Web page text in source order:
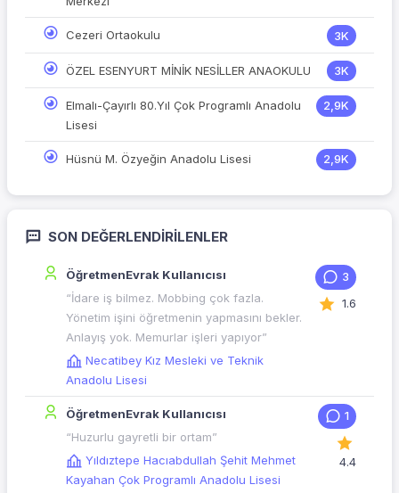
Cezeri Ortaokulu 3K
ÖZEL ESENYURT MİNİK NESİLLER ANAOKULU 3K
Elmalı-Çayırlı 80.Yıl Çok Programlı Anadolu
Lisesi
2,9K
Hüsnü M. Özyeğin Anadolu Lisesi 2,9K
SON DEĞERLENDIRILENLER
ÖğretmenEvrak Kullanıcısı
“İdare iş bilmez. Mobbing çok fazla.
Yönetim işini öğretmenin yapmasını bekler.
Anlayış yok. Memurlar işleri yapıyor”
Necatibey Kız Mesleki ve Teknik
Anadolu Lisesi
3
1.6
ÖğretmenEvrak Kullanıcısı
“Huzurlu gayretli bir ortam”
Yıldıztepe Hacıabdullah Şehit Mehmet
Kayahan Çok Programlı Anadolu Lisesi
1
4.4